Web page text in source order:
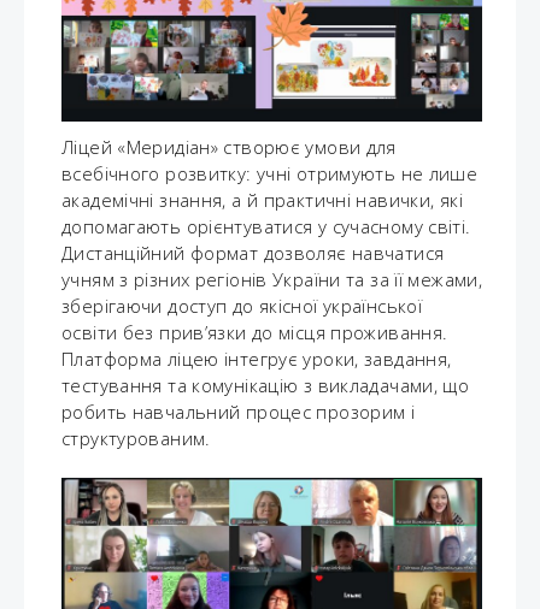
Ліцей «Меридіан» створює умови для
всебічного розвитку: учні отримують не лише
академічні знання, а й практичні навички, які
допомагають орієнтуватися у сучасному світі.
Дистанційний формат дозволяє навчатися
учням з різних регіонів України та за її межами,
зберігаючи доступ до якісної української
освіти без прив’язки до місця проживання.
Платформа ліцею інтегрує уроки, завдання,
тестування та комунікацію з викладачами, що
робить навчальний процес прозорим і
структурованим.